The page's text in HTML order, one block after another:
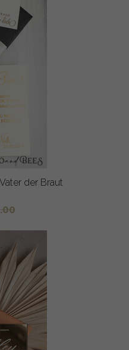
der Braut